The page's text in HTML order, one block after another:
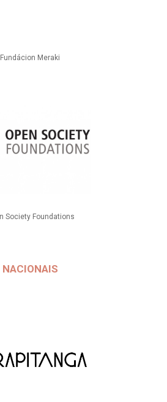
Fundácion Meraki
Society Foundations
NACIONAIS